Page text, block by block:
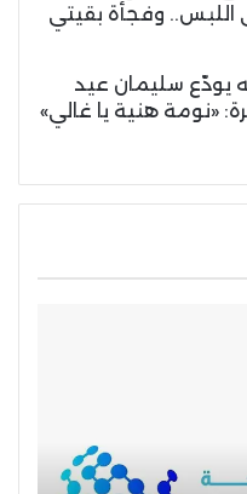
اللبس.. وفجأة بقيتي
يودّع سليمان عيد
«نومة هنية يا غالي»